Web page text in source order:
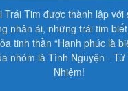
Trái Tim được thành lập
nhân ái, những trái tim
tinh thần “Hạnh phúc là
nhóm là Tình Nguyện - Từ
Nhiệm!